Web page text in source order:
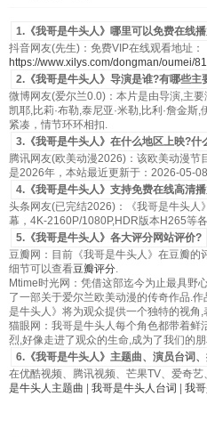
1.《我哥是牛头人》哪里可以免费在线
抖音网友(先生)：免费VIP在线观看地址：
https://www.xilys.com/dongman/oumei/
2.《我哥是牛头人》导演是谁?有哪些主
微博网友(爱尔兰0.0)：本片是由导演,主要
凯耶,比莉·布勒,泰尼亚·米勒,比利·詹金
紧凑，情节环环相扣.
3.《我哥是牛头人》在什么地区上映?什
腾讯网友(欧美动漫2026)：该欧美动漫节
是2026年，本站最近更新于：2026-05-
4.《我哥是牛头人》支持免费在线高清
头条网友(已完结2026)：《我哥是牛头人
幕，4K-2160P/1080P,HDR版本H265等
5.《我哥是牛头人》各大评分网站评价?
豆瓣网：目前《我哥是牛头人》在豆瓣
细节可以查看豆瓣评分.
Mtime时光网：凭借这部迄今为止最具野
了一部关于爱尔兰欧美动漫的传奇作品.
是牛头人》将为观众提供一个独特的视角
猫眼网：我哥是牛头人每个角色都带着鲜
烈,好像走进了观众的生命,成为了我们的
6.《我哥是牛头人》主题曲、演员台词
在优酷视频、腾讯视频、芒果TV、爱奇
是牛头人主题曲
我哥是牛头人台词 我